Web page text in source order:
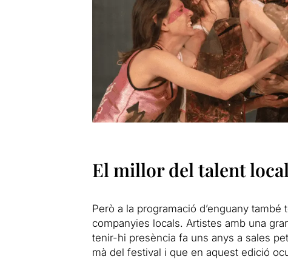
El millor del talent
Però a la programació d’enguany
companyies locals. Artistes amb una
tenir-hi presència fa uns anys a sales
mà del festival i que en aquest edició